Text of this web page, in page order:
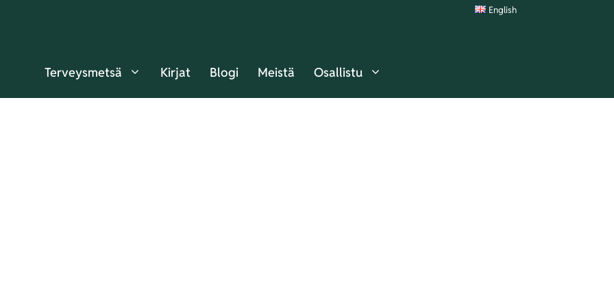
English
Terveysmetsä Kirjat Blogi Meistä Osallistu